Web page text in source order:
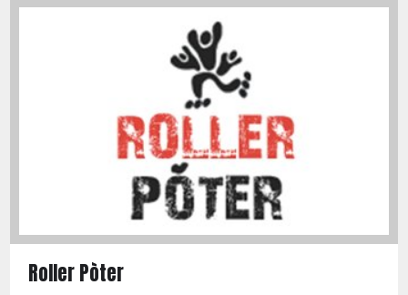
Roller Pòter